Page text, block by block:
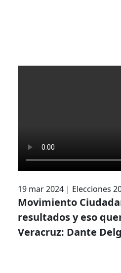
19 mar 2024 | Elecciones
Movimiento
resultados y eso
Veracruz: Dante